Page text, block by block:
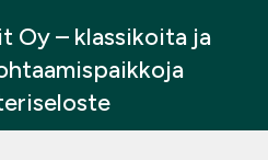
Oy– klassikoita ja